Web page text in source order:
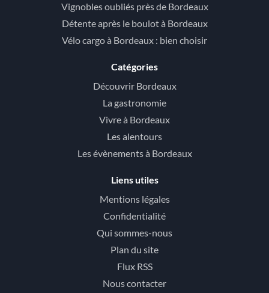
Vignobles oubliés près de Bordeaux
Détente après le boulot à Bordeaux
Vélo cargo à Bordeaux : bien choisir
Catégories
Découvrir Bordeaux
La gastronomie
Vivre à Bordeaux
Les alentours
Les évènements à Bordeaux
Liens utiles
Mentions légales
Confidentialité
Qui sommes-nous
Plan du site
Flux RSS
Nous contacter